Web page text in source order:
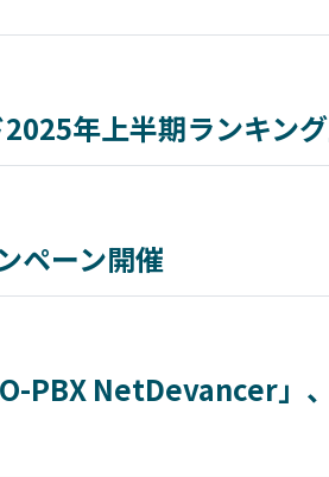
年上半期ランキン
ペーン開催
PBX NetDevancer